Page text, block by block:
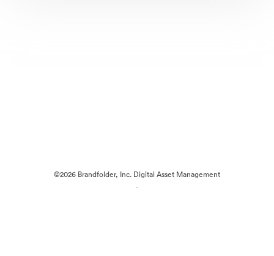
©2026 Brandfolder, Inc. Digital Asset Management
·